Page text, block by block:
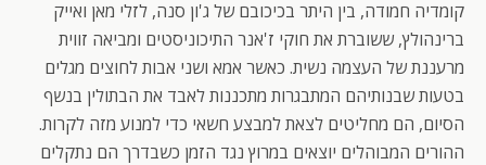
קומדיה חמודה, בין היתר בכיכובם של ג'ון סנה, לזלי מאן ואייק
ברינהולץ, ששוברת את חוקי ז'אנר התיכוניסטים ומביאה זווית
מרעננת של העצמה נשית. כאשר אמא ושני אבות לחוצים מגלים
בטעות שבנותיהם המתבגרות מתכננות לאבד את הבתולין בנשף
הסיום, הם מחליטים לצאת למבצע חשאי כדי למנוע מזה לקרות.
ההורים המבוהלים יוצאים במרוץ נגד הזמן כשבדרך הם נתקלים